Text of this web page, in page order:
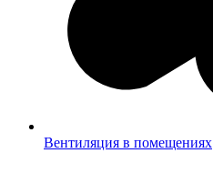
Вентиляция в помещениях